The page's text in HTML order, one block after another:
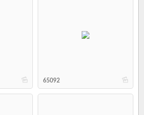
b b
65092